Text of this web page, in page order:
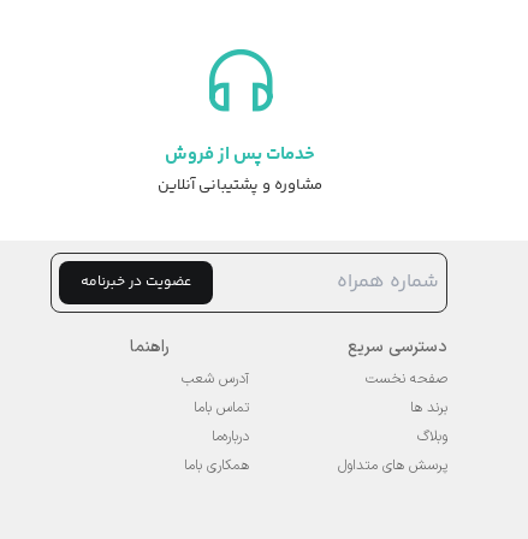
خدمات پس از فروش
مشاوره و پشتیبانی آنلاین
عضویت در خبرنامه
دسترسی سریع
صفحه نخست
برند ها
وبلاگ
پرسش های متداول
راهنما
آدرس شعب
تماس باما
درباره‌ما
همکاری باما